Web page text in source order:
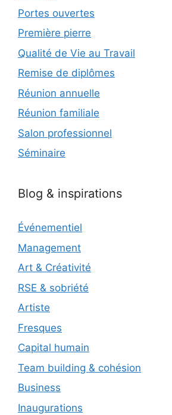
Portes ouvertes
Première pierre
Qualité de Vie au Travail
Remise de diplômes
Réunion annuelle
Réunion familiale
Salon professionnel
Séminaire
Blog & inspirations
Événementiel
Management
Art & Créativité
RSE & sobriété
Artiste
Fresques
Capital humain
Team building & cohésion
Business
Inaugurations